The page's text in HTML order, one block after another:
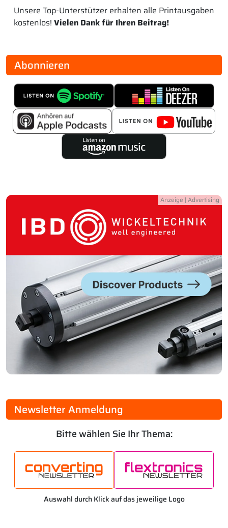
Unsere Top-Unterstützer erhalten alle Printausgaben
kostenlos! Vielen Dank für Ihren Beitrag!
Abonnieren
Newsletter Anmeldung
Bitte wählen Sie Ihr Thema:
Auswahl durch Klick auf das jeweilige Logo